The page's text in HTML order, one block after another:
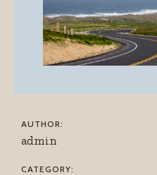
AUTHOR:
admin
CATEGORY: